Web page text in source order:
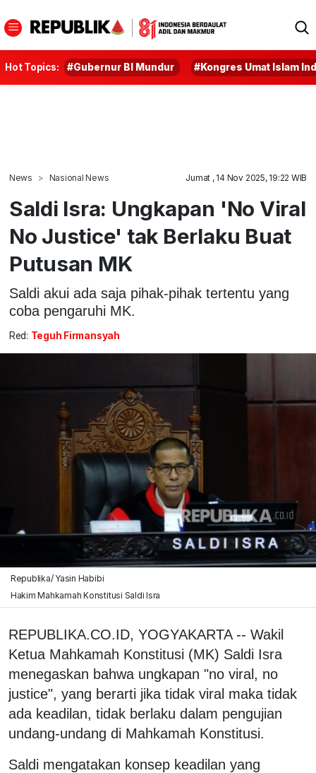
Hot Topics: #Gubernur BI Mundur #Kongres Umat Islam
News Nasional News Jumat , 14 Nov 2025, 19:22 WIB
Saldi Isra: Ungkapan 'No Viral
No Justice' tak Berlaku Buat
Putusan MK
Saldi akui ada saja pihak-pihak tertentu yang
coba pengaruhi MK.
Red: Teguh Firmansyah
Republika/ Yasin Habibi
Hakim Mahkamah Konstitusi Saldi Isra
REPUBLIKA.CO.ID, YOGYAKARTA -- Wakil
Ketua Mahkamah Konstitusi (MK) Saldi Isra
menegaskan bahwa ungkapan "no viral, no
justice", yang berarti jika tidak viral maka tidak
ada keadilan, tidak berlaku dalam pengujian
undang-undang di Mahkamah Konstitusi.
Saldi mengatakan konsep keadilan yang